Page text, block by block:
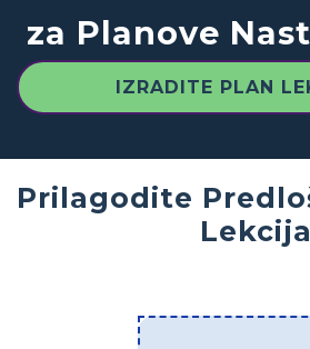
za Planove
IZRADITE PLAN
Prilagodite
Lekcija